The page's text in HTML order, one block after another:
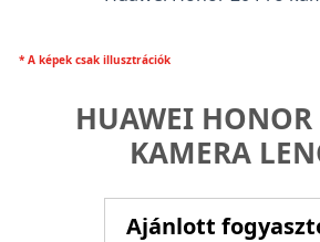
* A képek csak illusztrációk
HUAWEI HONOR
KAMERA
Ajánlott